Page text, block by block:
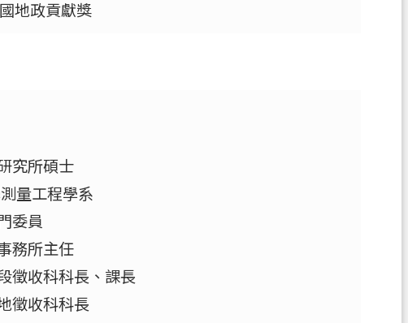
地政貢獻獎
究所碩士
量工程學系
委員
務所主任
徵收科科長、課長
徵收科科長